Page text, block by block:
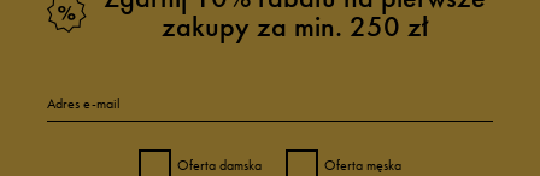
zakupy za min. 250 zł
Adres e-mail
Oferta damska Oferta męska